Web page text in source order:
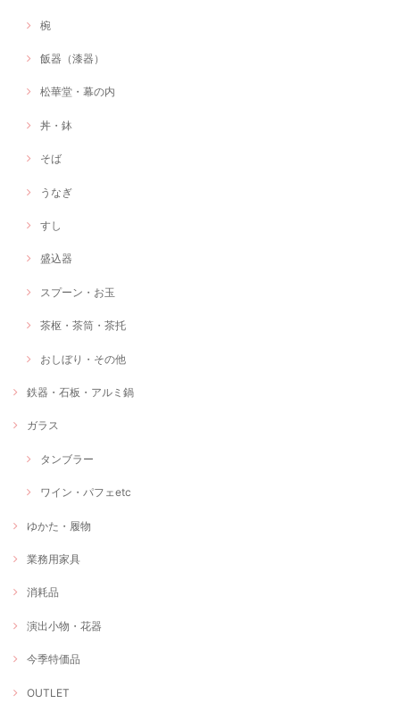
椀
飯器（漆器）
松華堂・幕の内
丼・鉢
そば
うなぎ
すし
盛込器
スプーン・お玉
茶枢・茶筒・茶托
おしぼり・その他
鉄器・石板・アルミ鍋
ガラス
タンブラー
ワイン・パフェetc
ゆかた・履物
業務用家具
消耗品
演出小物・花器
今季特価品
OUTLET